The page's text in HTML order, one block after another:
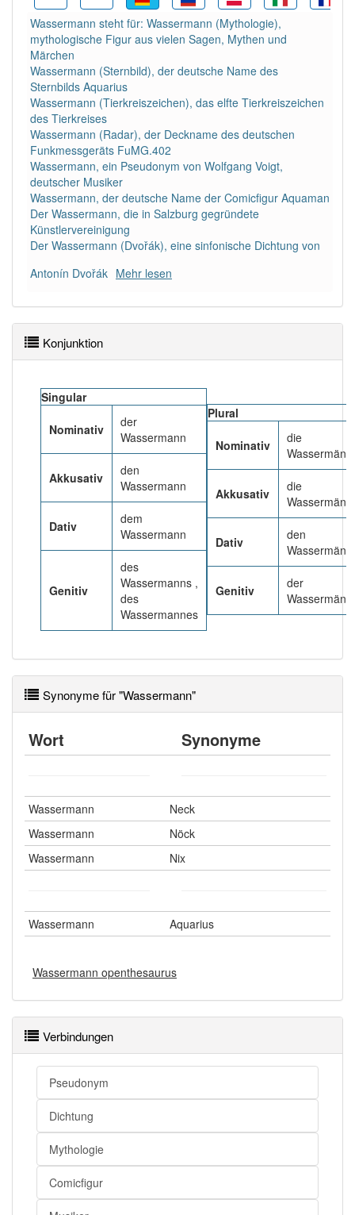
Häufigkeit: 4 von 10
Wörter mit Endung -wassermann
Wörter mit Endung
anderen Artikelder: 0
81% unserer Spielapp-Nutzer haben den Artikel
korrekt erraten.
Wassermann steht für: Wassermann (Mythologie),
mythologische Figur aus vielen Sagen, Mythen und
Märchen
Wassermann (Sternbild), der deutsche Name des
Sternbilds Aquarius
Wassermann (Tierkreiszeichen), das elfte Tierkreiszeichen
des Tierkreises
Wassermann (Radar), der Deckname des deutschen
Funkmessgeräts FuMG.402
Wassermann, ein Pseudonym von Wolfgang Voigt,
deutscher Musiker
Wassermann, der deutsche Name der Comicfigur Aquaman
Der Wassermann, die in Salzburg gegründete
Künstlervereinigung
Der Wassermann (Dvořák), eine sinfonische Dichtung von
Antonín Dvořák Mehr lesen
Konjunktion
Singular
Nominativ
der
Wassermann
Akkusativ
den
Wassermann
Dativ
dem
Wassermann
Genitiv
des
Wassermanns ,
des
Wassermannes
Plural
Nominativ
die
Akkusativ
die
Dativ
den
Genitiv
der
Synonyme für "Wassermann"
Wort Synonyme
Wassermann
Neck
Wassermann
Nöck
Wassermann
Nix
Wassermann Aquarius
Wassermann openthesaurus
Verbindungen
Pseudonym
Dichtung
Mythologie
Comicfigur